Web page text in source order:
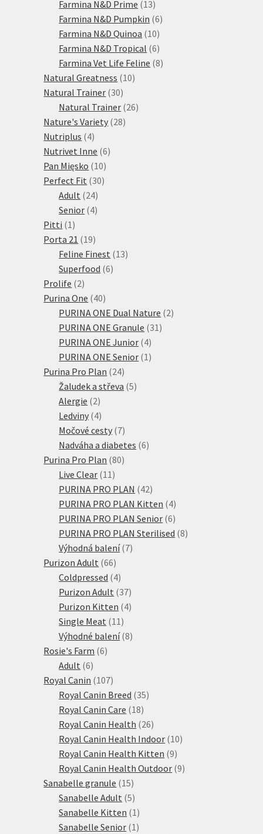
produktů
Farmina N&D Prime 1313
produktů
Farmina N&D Pumpkin 66
Farmina N&D Quinoa 1010
produktů
Farmina N&D Tropical 66
produktů
Farmina Vet Life Feline 88
Natural Greatness 1010
Natural Trainer 3030
produktů
Natural Trainer 2626
Nature's Variety 2828
Nutriplus 44
produkty
Nutrivet Inne 66
Pan Mięsko 1010
produktů
Perfect Fit 3030
Adult 2424
produktů
Senior 44
Pitti 1 1
produkt
Porta 21 1919
produktů
Feline Finest 1313
Superfood 66
Prolife 22
produkty
Purina One 4040
produktů
PURINA ONE Dual Nature 22
PURINA ONE Granule 31 31
PURINA ONE Junior 44
produkty
PURINA ONE Senior 1 1
Purina Pro Plan 2424
produktů
Žaludek a střeva 55
Alergie 22
produkty
Ledviny 44
produkty
Močové cesty 77
produktů
Nadváha a diabetes 66
Purina Pro Plan 8080
Live Clear 11 11
produktů
PURINA PRO PLAN 4242
produktů
PURINA PRO PLAN Kitten 44
produkty
PURINA PRO PLAN Senior 66
produktů
PURINA PRO PLAN Sterilised 88
Výhodná balení 77
Purizon Adult 6666
produktů
Coldpressed 44
produkty
Purizon Adult 3737
produktů
Purizon Kitten 44
Single Meat 11 11
produktů
Výhodné balení 88
Rosie's Farm 66
Adult 66
produktů
Royal Canin 107107
produktů
Royal Canin Breed 3535
Royal Canin Care 1818
produktů
Royal Canin Health 2626
produktů
Royal Canin Health Indoor 1010
Royal Canin Health Kitten 99
produktů
Royal Canin Health Outdoor 99
Sanabelle granule 1515
produktů
Sanabelle Adult 55
produktů
Sanabelle Kitten 1 1
produkt
Sanabelle Senior 1 1